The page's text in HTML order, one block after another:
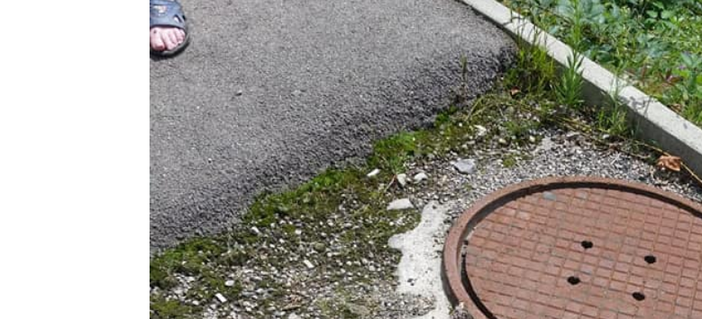
Ștrandul Termal Ring din Oravița – locul unde natura a ascuns un izvor de sănătate VIDEO
Miresme de lavandă, mentă și flori de vară și râsete de copii la Carașova VIDEO
ANUNȚ OPRIRE APĂ în Reșița – avarie – 04.08.2026 – str. Văliugului și Plastomet
ANUNŢ OPRIRE APĂ în CARANSEBEȘ – 04.08.2026 – avarie – Calea Severinului
ANUNŢ OPRIRE APĂ în CARANSEBEȘ avarie